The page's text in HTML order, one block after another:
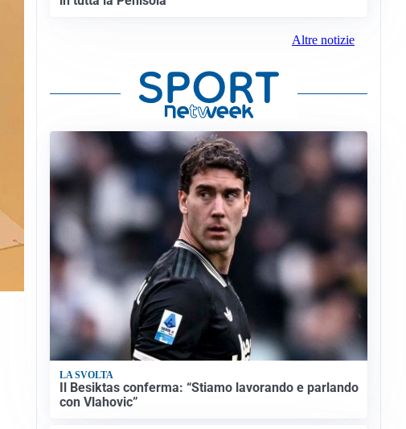
Altre notizie
LA SVOLTA
Il Besiktas conferma: “Stiamo lavorando e parlando
con Vlahovic”